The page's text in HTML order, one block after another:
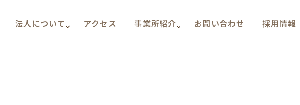
法人について アクセス 事業所紹介 お問い合わせ 採用情報